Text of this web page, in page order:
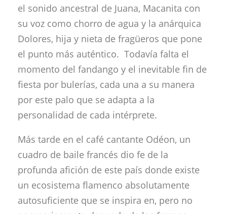
el sonido ancestral de Juana, Macanita con
su voz como chorro de agua y la anárquica
Dolores, hija y nieta de fragüeros que pone
el punto más auténtico. Todavía falta el
momento del fandango y el inevitable fin de
fiesta por bulerías, cada una a su manera
por este palo que se adapta a la
personalidad de cada intérprete.
Más tarde en el café cantante Odéon, un
cuadro de baile francés dio fe de la
profunda afición de este país donde existe
un ecosistema flamenco absolutamente
autosuficiente que se inspira en, pero no